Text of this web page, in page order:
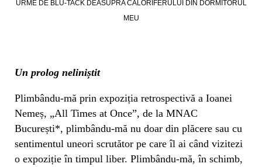
URME DE BLU-TACK DEASUPRA CALORIFERULUI DIN DORMITORUL
MEU
Un prolog neliniștit
Plimbându-mă prin expoziția retrospectivă a Ioanei
Nemeș, „All Times at Once”, de la MNAC
București*, plimbându-mă nu doar din plăcere sau cu
sentimentul uneori scrutător pe care îl ai când vizitezi
o expoziție în timpul liber. Plimbându-mă, în schimb,